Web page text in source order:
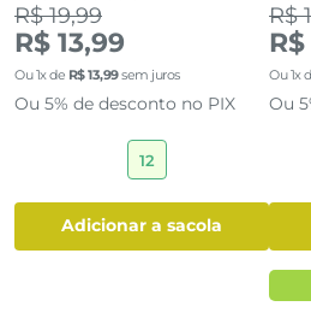
R$ 19,99
R$ 13,99
Ou1x de R$13,99sem juros
Ou 5% de desconto no PIX
12
adicionar a sacola
R$
R$
Ou1x
Ou